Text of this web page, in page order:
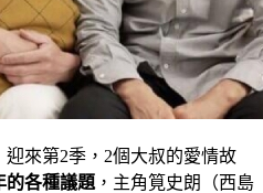
來第2季，2個大叔的愛情故
的各種議題 ，主角筧史朗（西島